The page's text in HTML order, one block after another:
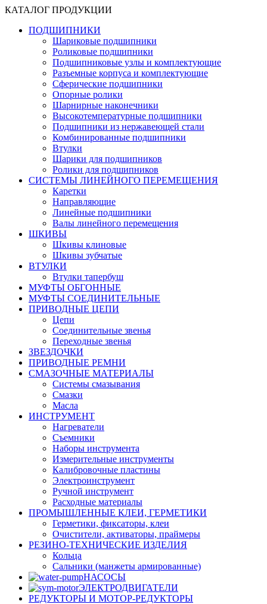
КАТАЛОГ ПРОДУКЦИИ
ПОДШИПНИКИ
Шариковые подшипники
Роликовые подшипники
Подшипниковые узлы и комплектующие
Разъемные корпуса и комплектующие
Сферические подшипники
Опорные ролики
Шарнирные наконечники
Высокотемпературные подшипники
Подшипники из нержавеющей стали
Комбинированные подшипники
Втулки
Шарики для подшипников
Ролики для подшипников
СИСТЕМЫ ЛИНЕЙНОГО ПЕРЕМЕЩЕНИЯ
Каретки
Направляющие
Линейные подшипники
Валы линейного перемещения
ШКИВЫ
Шкивы клиновые
Шкивы зубчатые
ВТУЛКИ
Втулки тапербуш
МУФТЫ ОБГОННЫЕ
МУФТЫ СОЕДИНИТЕЛЬНЫЕ
ПРИВОДНЫЕ ЦЕПИ
Цепи
Соединительные звенья
Переходные звенья
ЗВЕЗДОЧКИ
ПРИВОДНЫЕ РЕМНИ
СМАЗОЧНЫЕ МАТЕРИАЛЫ
Системы смазывания
Смазки
Масла
ИНСТРУМЕНТ
Нагреватели
Съемники
Наборы инструмента
Измерительные инструменты
Калибровочные пластины
Электроинструмент
Ручной инструмент
Расходные материалы
ПРОМЫШЛЕННЫЕ КЛЕИ, ГЕРМЕТИКИ
Герметики, фиксаторы, клеи
Очистители, активаторы, праймеры
РЕЗИНО-ТЕХНИЧЕСКИЕ ИЗДЕЛИЯ
Кольца
Сальники (манжеты армированные)
НАСОСЫ
ЭЛЕКТРОДВИГАТЕЛИ
РЕДУКТОРЫ И МОТОР-РЕДУКТОРЫ